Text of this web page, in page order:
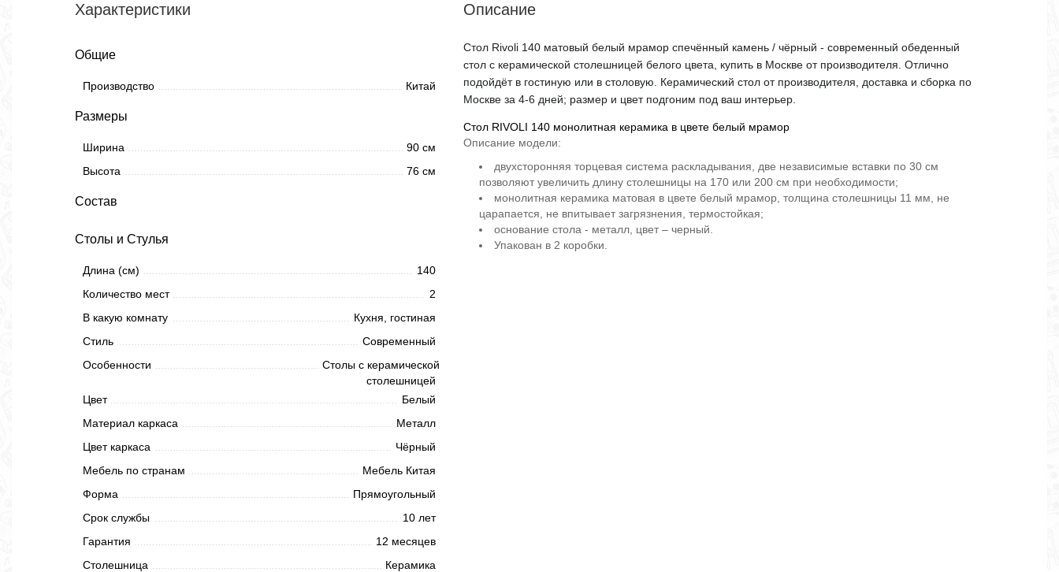
Характеристики
Общие
Производство Китай
Размеры
Ширина
90 см
Высота
76 см
Состав
Столы и Стулья
Длина (см)
140
Количество мест
2
В какую комнату
Кухня, гостиная
Стиль
Современный
Особенности
Столы с керамической
столешницей
Цвет
Белый
Материал каркаса
Металл
Цвет каркаса
Чёрный
Мебель по странам
Мебель Китая
Форма
Прямоугольный
Срок службы
10 лет
Гарантия
12 месяцев
Столешница
Керамика
Описание
Стол Rivoli 140 матовый белый мрамор спечённый камень / чёрный - современный обеденный
стол с керамической столешницей белого цвета, купить в Москве от производителя. Отлично
подойдёт в гостиную или в столовую. Керамический стол от производителя, доставка и сборка по
Москве за 4-6 дней; размер и цвет подгоним под ваш интерьер.
Стол RIVOLI 140 монолитная керамика в цвете белый мрамор
Описание модели:
двухсторонняя торцевая система раскладывания, две независимые вставки по 30 см
позволяют увеличить длину столешницы на 170 или 200 см при необходимости;
монолитная керамика матовая в цвете белый мрамор, толщина столешницы 11 мм, не
царапается, не впитывает загрязнения, термостойкая;
основание стола - металл, цвет – черный.
Упакован в 2 коробки.